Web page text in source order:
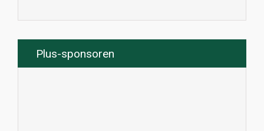
Plus-sponsoren